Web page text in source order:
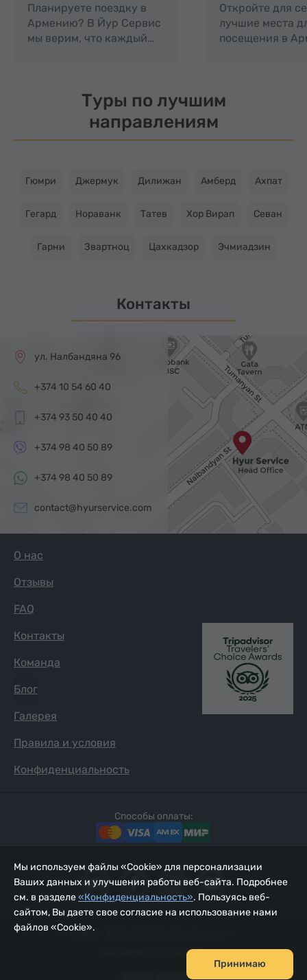
Планируете поездку в
Армению? В Йур Сервис
мы верим, что каждый…
Откройте для
лучшие места
посещения в
Туры по лучшим
направлениям
Гюмри Джермук Дилижан Амберд Ахпат
Гегард Нораванк Татев Хор Вирап Севан
Гарни Звартноц Цахкадзор Эчмиадзин
Контакты
ул. Налбандяна 96
+374 10 54 60 40
+374 93 50 40 40
+374 98 40 50 89
+374 98 40 50 89
contact@hyurservice.com
О нас
Отзывы
FAQ
Контакты
Команда
Блог
Галерея
Правила и условия
Конфиденциальность
Способы оплаты:
2002 - 2026, © ООО «Йур Сервис»;
Обновлено 09.08.2026
Мы используем файлы «Cookie» для персонализации
Ваших данных и улучшения работы веб-сайта. Подробнее
см. в разделе«Конфиденциальность». Пользуясь веб-
сайтом, Вы даете свое согласие на использование нами
файлов «Cookie».
Принимаю